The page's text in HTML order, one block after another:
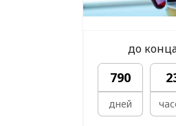
до
790
дней